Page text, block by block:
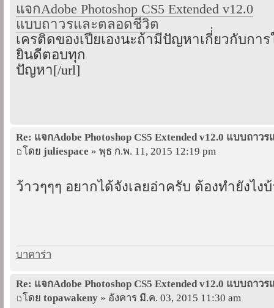
แจกAdobe Photoshop CS5 Extended v12.0
แบบถาวรและตลอดชีวิต
เครติดของเปียเองนะถ้ามีปัญหาเกี่่ยวกับกา
ยินดีตอบทุก
ปัญหา[/url]
Re: แจกAdobe Photoshop CS5 Extended v12.0 แบบถาว
โดย juliespace » พุธ ก.พ. 11, 2015 12:19 pm
ว้าวๆๆๆ อยากได้จังเลยอ่าครับ ต้องทำยังไง
บาคาร่า
Re: แจกAdobe Photoshop CS5 Extended v12.0 แบบถาว
โดย topawakeny » อังคาร มี.ค. 03, 2015 11:30 am